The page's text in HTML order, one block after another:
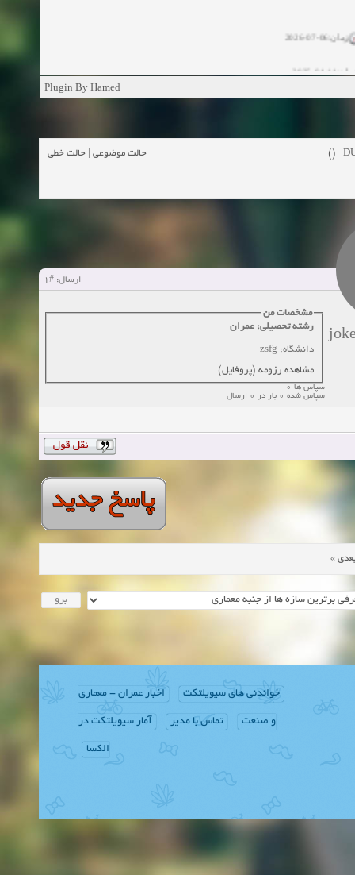
زمان:10-13-2024
زمان:10-11-2024
Plugin By Hamed
حالت موضوعی حالت خطی
ارسال: #1
مشخصات من
رشته تحصیلی: عمران
دانشگاه: zsfg
مشاهده رزومه (پروفایل)
سپاس ها 0
سپاس شده 0 بار در 0 ارسال
»
خواندنی های سیویلتکت اخبار عمران - معماری
و صنعت تماس با مدیر آمار سیویلتکت در
الکسا